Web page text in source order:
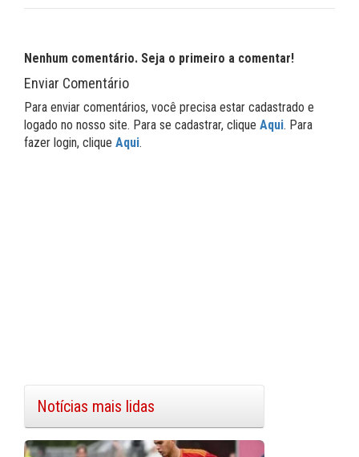
Nenhum comentário. Seja o primeiro a comentar!
Enviar Comentário
Para enviar comentários, você precisa estar cadastrado e
logado no nosso site. Para se cadastrar, clique Aqui. Para
fazer login, clique Aqui.
Notícias mais lidas